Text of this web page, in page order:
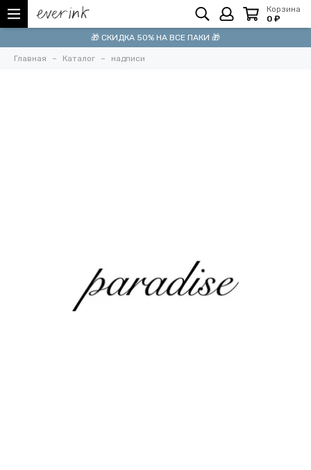
Корзина
0 ₽
🎁 СКИДКА 50% НА ВСЕ ПАКИ 🎁
Главная Каталог надписи